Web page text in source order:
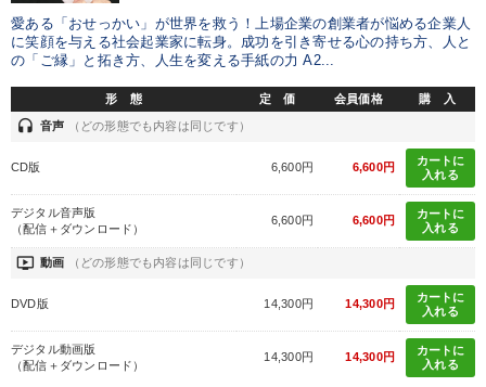
愛ある「おせっかい」が世界を救う！上場企業の創業者が悩める企業人
に笑顔を与える社会起業家に転身。成功を引き寄せる心の持ち方、人と
の「ご縁」と拓き方、人生を変える手紙の力 A2...
形 態 定 価 会員価格 購 入
headset 音声 （どの形態でも内容は同じです）
CD版 6,600円 6,600円
カートに
入れる
デジタル音声版
（配信＋ダウンロード）
6,600円 6,600円
カートに
入れる
ondemand_video 動画 （どの形態でも内容は同じです）
DVD版 14,300円 14,300円
カートに
入れる
デジタル動画版
（配信＋ダウンロード）
14,300円 14,300円
カートに
入れる